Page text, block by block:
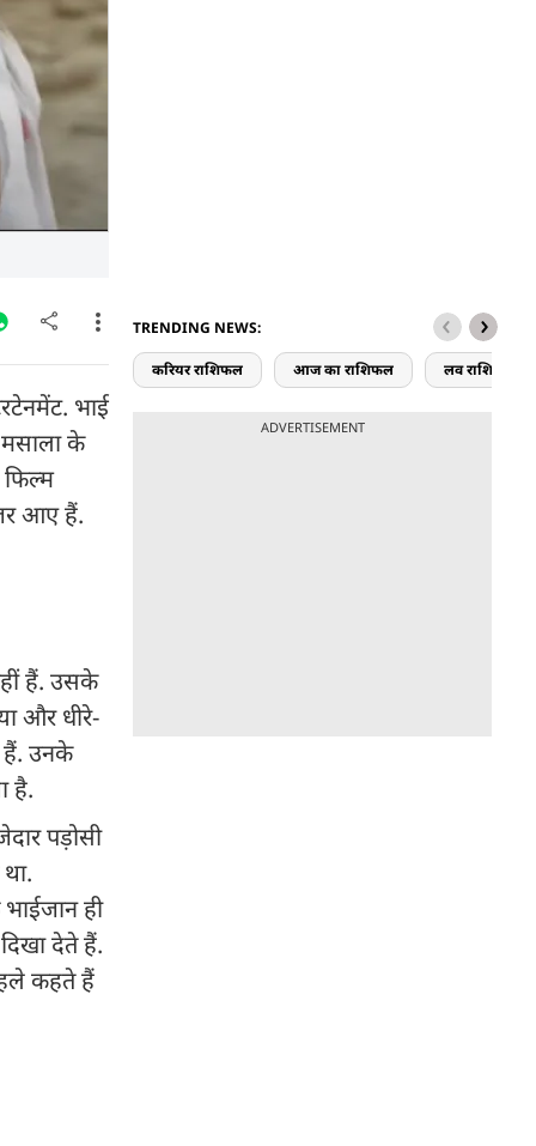
भाई
के
आए हैं.
हैं. उसके
और धीरे-
हैं. उनके
है.
पड़ोसी
ही
देते हैं.
कहते हैं
TRENDING NEWS:
करियर राशिफल आज का राशिफल लव राशिफल
ADVERTISEMENT